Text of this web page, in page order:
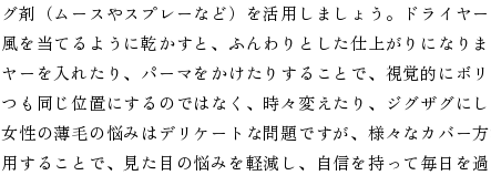
グ剤（ムースやスプレーなど）を活用しましょう。ドライヤ
風を当てるように乾かすと、ふんわりとした仕上がりになり
ヤーを入れたり、パーマをかけたりすることで、視覚的にボ
つも同じ位置にするのではなく、時々変えたり、ジグザグに
女性の薄毛の悩みはデリケートな問題ですが、様々なカバー
用することで、見た目の悩みを軽減し、自信を持って毎日を